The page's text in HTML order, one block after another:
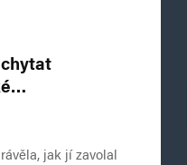
jak jí zavolal